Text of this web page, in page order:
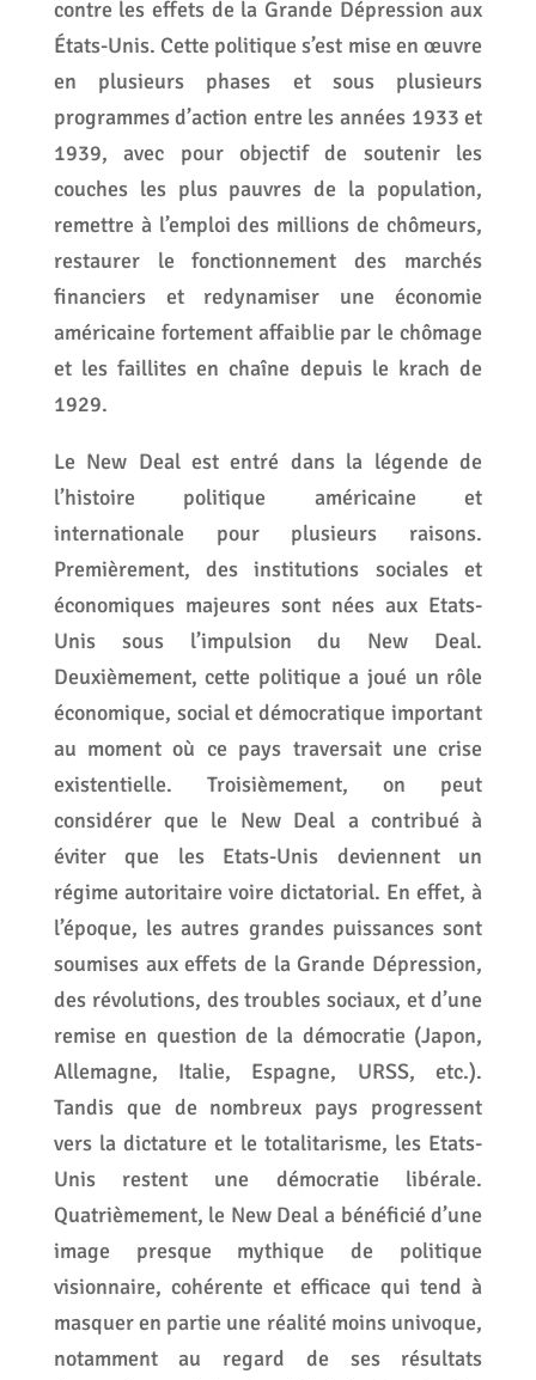
contre les effets de la Grande Dépression aux
États-Unis. Cette politique s’est mise en œuvre
en plusieurs phases et sous plusieurs
programmes d’action entre les années 1933 et
1939, avec pour objectif de soutenir les
couches les plus pauvres de la population,
remettre à l’emploi des millions de chômeurs,
restaurer le fonctionnement des marchés
financiers et redynamiser une économie
américaine fortement affaiblie par le chômage
et les faillites en chaîne depuis le krach de
1929.
Le New Deal est entré dans la légende de
l’histoire politique américaine et
internationale pour plusieurs raisons.
Premièrement, des institutions sociales et
économiques majeures sont nées aux Etats-
Unis sous l’impulsion du New Deal.
Deuxièmement, cette politique a joué un rôle
économique, social et démocratique important
au moment où ce pays traversait une crise
existentielle. Troisièmement, on peut
considérer que le New Deal a contribué à
éviter que les Etats-Unis deviennent un
régime autoritaire voire dictatorial. En effet, à
l’époque, les autres grandes puissances sont
soumises aux effets de la Grande Dépression,
des révolutions, des troubles sociaux, et d’une
remise en question de la démocratie (Japon,
Allemagne, Italie, Espagne, URSS, etc.).
Tandis que de nombreux pays progressent
vers la dictature et le totalitarisme, les Etats-
Unis restent une démocratie libérale.
Quatrièmement, le New Deal a bénéficié d’une
image presque mythique de politique
visionnaire, cohérente et efficace qui tend à
masquer en partie une réalité moins univoque,
notamment au regard de ses résultats